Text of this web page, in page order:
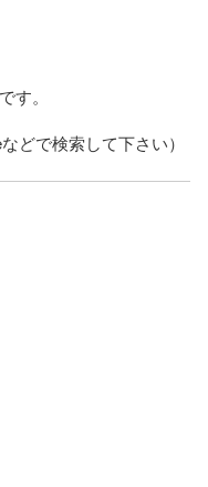
す。
どで検索して下さい）